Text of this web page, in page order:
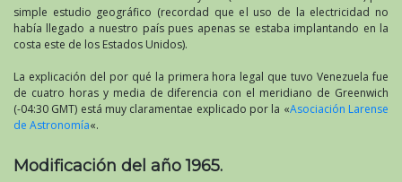
simple estudio geográfico (recordad que el uso de la electricidad no
había llegado a nuestro país pues apenas se estaba implantando en la
costa este de los Estados Unidos).
La explicación del por qué la primera hora legal que tuvo Venezuela fue
de cuatro horas y media de diferencia con el meridiano de Greenwich
(-04:30 GMT) está muy claramentae explicado por la «Asociación Larense
de Astronomía«.
Modificación del año 1965.